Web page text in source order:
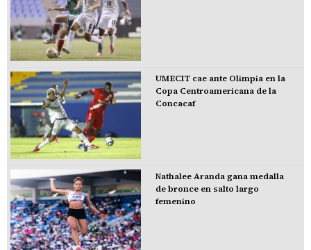
UMECIT cae ante Olimpia en la
Copa Centroamericana de la
Concacaf
Nathalee Aranda gana medalla
de bronce en salto largo
femenino